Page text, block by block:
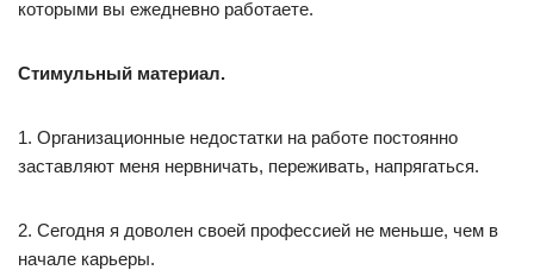
которыми вы ежедневно работаете.
Стимульный материал.
1. Организационные недостатки на работе постоянно
заставляют меня нервничать, переживать, напрягаться.
2. Сегодня я доволен своей профессией не меньше, чем в
начале карьеры.